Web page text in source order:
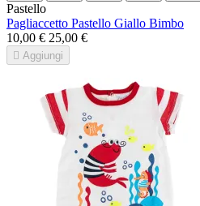
Pastello
Pagliaccetto Pastello Giallo Bimbo
10,00 € 25,00 €
 Aggiungi